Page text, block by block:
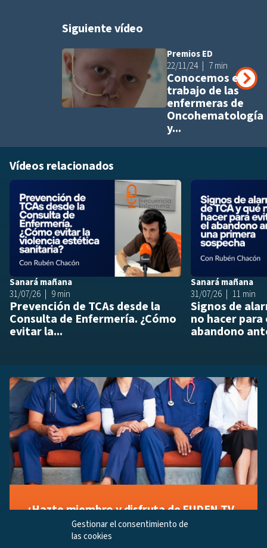
Gestionar el consentimiento de
las cookies
Siguiente vídeo
Añadir a
Premios ED
22/11/24
7 min
Conocemos el
trabajo de las
enfermeras de
Oncohematología
y...
Vídeos relacionados
Añadir a
Sanará mañana
31/07/26
9 min
Prevención de TCAs desde la
Consulta de Enfermería. ¿Cómo
evitar la...
Sanará mañana
31/07/26
11 min
Signos de
no hacer
abandono
¡Hazte miembro y disfruta de FUDEN TV
a tu manera!
Regístrate ahora gratuitamente y marca tus videos